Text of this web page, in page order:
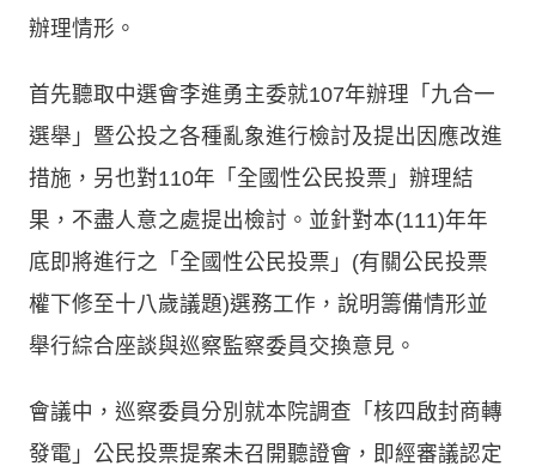
辦理情形。
首先聽取中選會李進勇主委就107年辦理「九合一
選舉」暨公投之各種亂象進行檢討及提出因應改進
措施，另也對110年「全國性公民投票」辦理結
果，不盡人意之處提出檢討。並針對本(111)年年
底即將進行之「全國性公民投票」(有關公民投票
權下修至十八歲議題)選務工作，說明籌備情形並
舉行綜合座談與巡察監察委員交換意見。
會議中，巡察委員分別就本院調查「核四啟封商轉
發電」公民投票提案未召開聽證會，即經審議認定